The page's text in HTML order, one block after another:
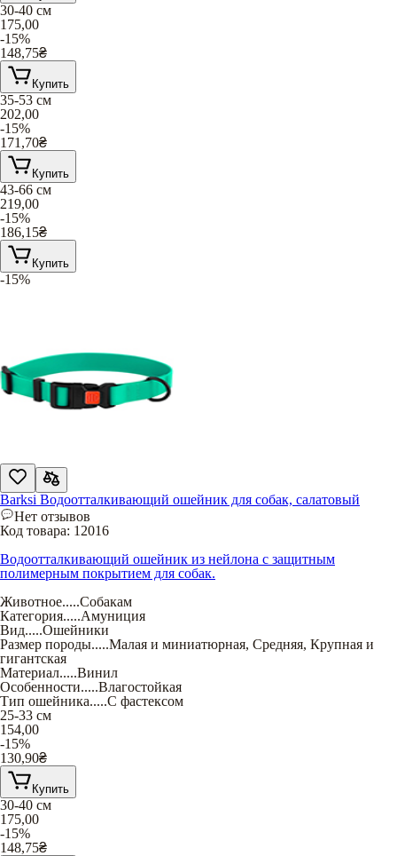
30-40 см
175,00
-15%
148,75₴
Купить
35-53 см
202,00
-15%
171,70₴
Купить
43-66 см
219,00
-15%
186,15₴
Купить
-15%
Barksi Водоотталкивающий ошейник для собак, салатовый
Нет отзывов
Код товара: 12016
Водоотталкивающий ошейник из нейлона с защитным
полимерным покрытием для собак.
Животное.....Собакам
Категория.....Амуниция
Вид.....Ошейники
Размер породы.....Малая и миниатюрная, Средняя, Крупная и
гигантская
Материал.....Винил
Особенности.....Влагостойкая
Тип ошейника.....С фастексом
25-33 см
154,00
-15%
130,90₴
Купить
30-40 см
175,00
-15%
148,75₴